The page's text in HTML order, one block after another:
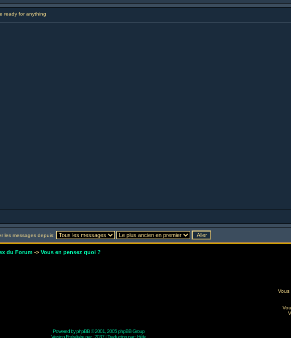
ready for anything
les messages depuis:
du Forum -> Vous en pensez quoi ?
Vous
Powered byphpBB© 2001, 2005 phpBB Group
Version Fr réalisée par :2037 | Traduction par :Hélix